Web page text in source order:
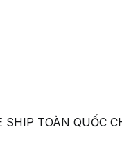
SHIP TOÀN QUỐC